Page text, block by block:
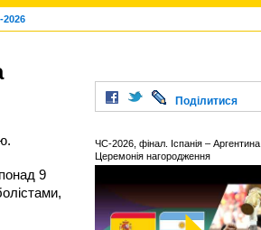
9
Поділитися
ЧС-2026, фінал. Іспанія – Аргентина.
Церемонія нагородження